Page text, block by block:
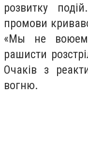
розвитку
промови
«Мы не
рашисти
Очаків з
вогню.